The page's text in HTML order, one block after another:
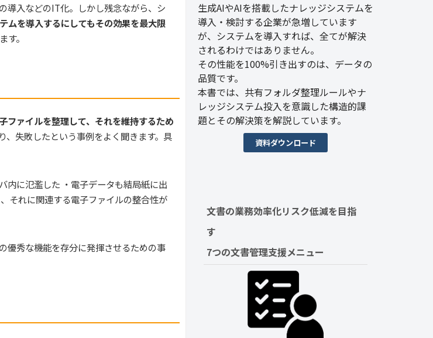
導入などのIT化。しかし残念ながら、シ
ムを導入するにしてもその効果を最大限
す。
ファイルを整理して、それを維持するため
、失敗したという事例をよく聞きます。具
内に氾濫した ・電子データも結局紙に出
それに関連する電子ファイルの整合性が
優秀な機能を存分に発揮させるための事
生成AIやAIを搭載したナレッジシステムを
導入・検討する企業が急増しています
が、システムを導入すれば、全てが解決
されるわけではありません。
その性能を100%引き出すのは、データの
品質です。
本書では、共有フォルダ整理ルールやナ
レッジシステム投入を意識した構造的課
題とその解決策を解説しています。
資料ダウンロード
文書の業務効率化リスク低減を目指
す
7つの文書管理支援メニュー